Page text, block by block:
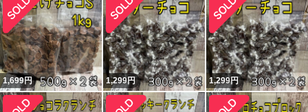
1,699円 1,299円 1,299円